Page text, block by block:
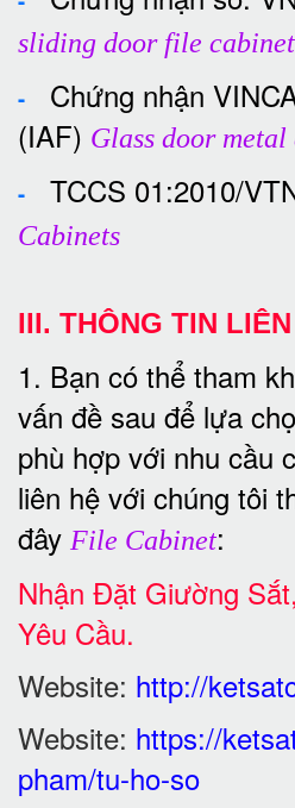
sliding door file cabinet
-
Chứng nhận
(IAF) Glass door
- TCCS 01:2010/
Cabinets
III. THÔNG TIN
1. Bạn có thể tham
vấn đề sau để lựa
phù hợp với nhu cầu
liên hệ với chúng tôi
đây File Cabinet:
Nhận Đặt Giường
Yêu Cầu.
Website: http://
Website: https://
pham/tu-ho-so